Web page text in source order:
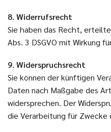
8. Widerrufsrecht
Sie haben das Recht,
Abs. 3 DSGVO mit Wirkung
9. Widerspruchsrecht
Sie können der künftigen
Daten nach Maßgabe des
widersprechen. Der
die Verarbeitung für